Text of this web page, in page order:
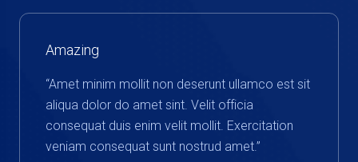
Amazing
“Amet minim mollit non deserunt ullamco est sit
aliqua dolor do amet sint. Velit officia
consequat duis enim velit mollit. Exercitation
veniam consequat sunt nostrud amet.”